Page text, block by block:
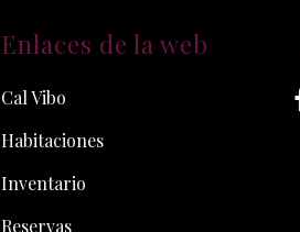
Enlaces de la web
Cal Vibo
Habitaciones
Inventario
Reservas